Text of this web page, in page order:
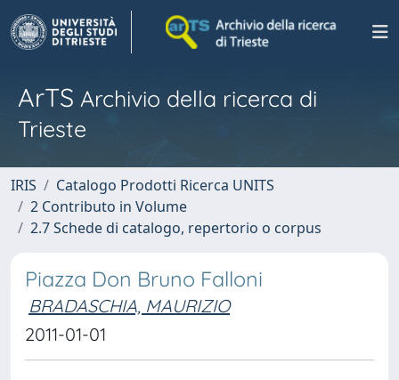
ArTS Archivio della ricerca di
Trieste
IRIS
Catalogo Prodotti Ricerca UNITS
2 Contributo in Volume
2.7 Schede di catalogo, repertorio o corpus
Piazza Don Bruno Falloni
BRADASCHIA, MAURIZIO
2011-01-01